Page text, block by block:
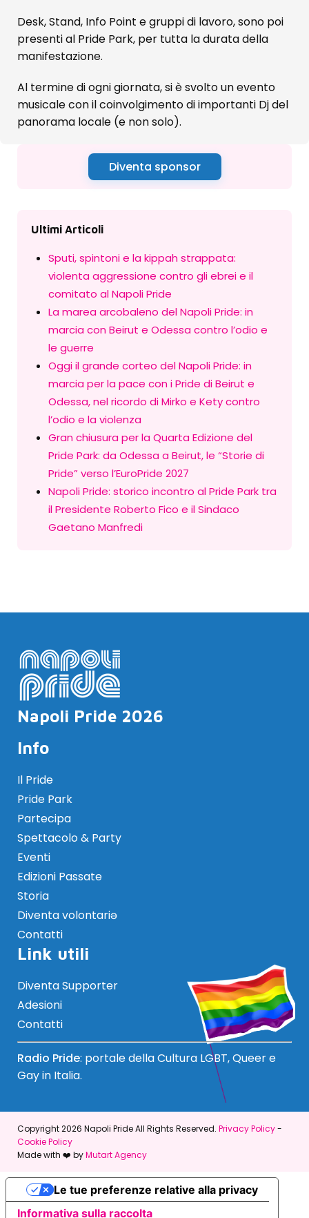
Desk, Stand, Info Point e gruppi di lavoro, sono poi
presenti al Pride Park, per tutta la durata della
manifestazione.
Al termine di ogni giornata, si è svolto un evento
musicale con il coinvolgimento di importanti Dj del
panorama locale (e non solo).
Diventa sponsor
Ultimi Articoli
Sputi, spintoni e la kippah strappata:
violenta aggressione contro gli ebrei e il
comitato al Napoli Pride
La marea arcobaleno del Napoli Pride: in
marcia con Beirut e Odessa contro l’odio e
le guerre
Oggi il grande corteo del Napoli Pride: in
marcia per la pace con i Pride di Beirut e
Odessa, nel ricordo di Mirko e Kety contro
l’odio e la violenza
Gran chiusura per la Quarta Edizione del
Pride Park: da Odessa a Beirut, le “Storie di
Pride” verso l’EuroPride 2027
Napoli Pride: storico incontro al Pride Park tra
il Presidente Roberto Fico e il Sindaco
Gaetano Manfredi
Napoli Pride 2026
Info
Il Pride
Pride Park
Partecipa
Spettacolo & Party
Eventi
Edizioni Passate
Storia
Diventa volontariə
Contatti
Link utili
Diventa Supporter
Adesioni
Contatti
Radio Pride: portale della Cultura LGBT, Queer e
Gay in Italia.
Copyright 2026 Napoli Pride All Rights Reserved. Privacy Policy-
Cookie Policy
Made with ❤️ byMutart Agency
Informativa sulla raccolta
Le tue preferenze relative alla privacy